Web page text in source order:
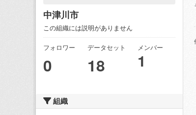
中津川市
この組織には説明がありません
フォロワー
0
データセット
18
メンバー
1
組織